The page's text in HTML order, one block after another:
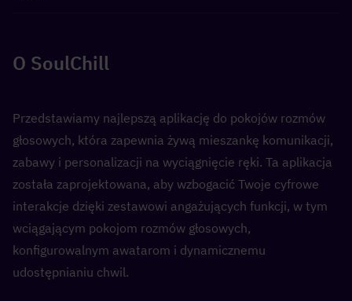
O SoulChill
Przedstawiamy najlepszą aplikację do pokojów rozmów
głosowych, która zapewnia żywą mieszankę komunikacji,
zabawy i personalizacji na wyciągnięcie ręki. Ta aplikacja
została zaprojektowana, aby wzbogacić Twoje cyfrowe
interakcje dzięki zestawowi angażujących funkcji, w tym
wciągającym pokojom rozmów głosowych,
konfigurowalnym awatarom i dynamicznemu
udostępnianiu chwil.